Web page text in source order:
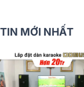
TIN MỚI NHẤT